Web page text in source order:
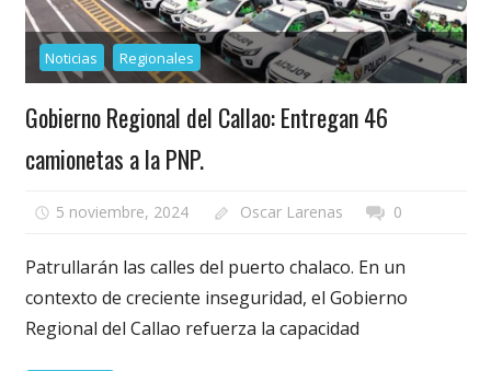
Noticias Regionales
Gobierno Regional del Callao: Entregan 46
camionetas a la PNP.
5 noviembre, 2024 Oscar Larenas 0
Patrullarán las calles del puerto chalaco. En un
contexto de creciente inseguridad, el Gobierno
Regional del Callao refuerza la capacidad